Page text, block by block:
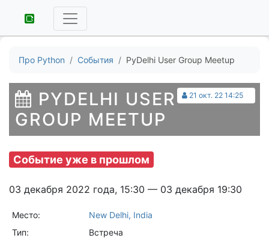
Про Python События PyDelhi User Group Meetup
21 окт. 22 14:25
PYDELHI USER
GROUP MEETUP
Событие уже в прошлом
03 декабря 2022 года, 15:30 — 03 декабря 19:30
Место:
New Delhi, India
Тип:
Встреча